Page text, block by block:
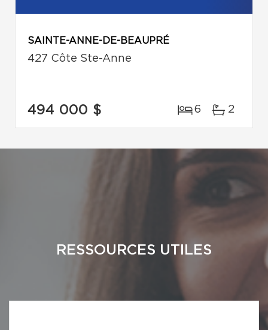
SAINTE-ANNE-DE-BEAUPRÉ
427 Côte Ste-Anne
494 000 $ 6 2
RESSOURCES UTILES